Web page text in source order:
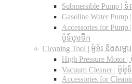
Submersible Pump |
Gasoline Water
Accessories for
ម៉ូទ័បូមទឹក
Cleaning Tool | ម៉ូទ័រ និងសម្ភា
High Pressure Motor
Vacuum Cleaner | ម៉ូ
Accessories for